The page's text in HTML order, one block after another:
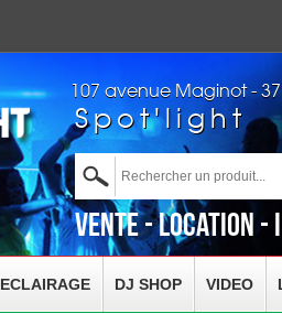
Spot'light
107 avenue Maginot -
Vente - Location
ECLAIRAGE DJ SHOP VIDEO